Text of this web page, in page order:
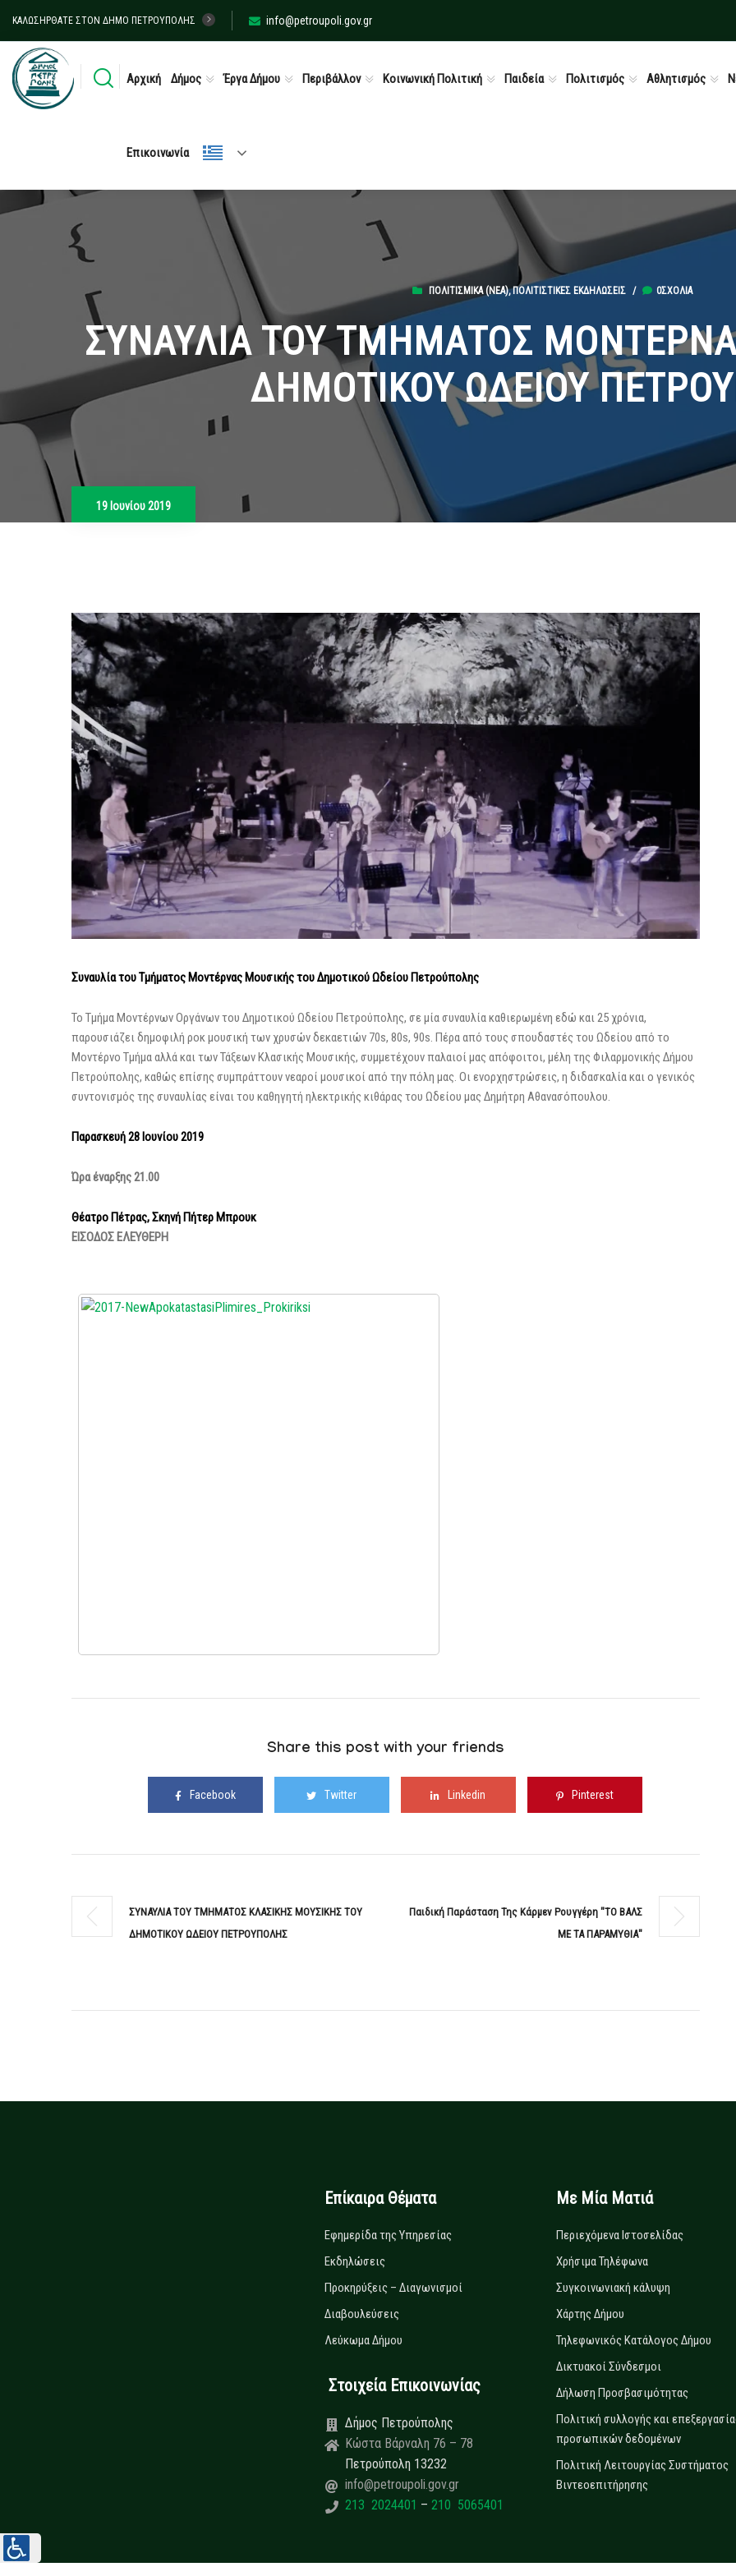
ΚΑΛΩΣΉΡΘΑΤΕ ΣΤΟΝ ΔΉΜΟ ΠΕΤΡΟΎΠΟΛΗΣ info@petroupoli.gov.gr
Αρχική Δήμος Έργα Δήμου Περιβάλλον Κοινωνική Πολιτική Παιδεία Πολιτισμός Αθλητισμός
Επικοινωνία
ΠΟΛΙΤΙΣΜΙΚΆ (ΝΕΑ),ΠΟΛΙΤΙΣΤΙΚΈΣ ΕΚΔΗΛΏΣΕΙΣ/ 0ΣΧΌΛΙΑ
ΣΥΝΑΥΛΙΑ ΤΟΥ ΤΜΗΜΑΤΟΣ
ΔΗΜΟΤΙΚΟΥ ΩΔΕΙΟΥ
19 Ιουνίου 2019
Συναυλία του Τμήματος Μοντέρνας Μουσικής του Δημοτικού Ωδείου Πετρούπολης
Το Τμήμα Μοντέρνων Οργάνων του Δημοτικού Ωδείου Πετρούπολης, σε μία συναυλία καθιερωμένη εδώ και 25 χρόνια,
παρουσιάζει δημοφιλή ροκ μουσική των χρυσών δεκαετιών 70s, 80s, 90s. Πέρα από τους σπουδαστές του Ωδείου από το
Μοντέρνο Τμήμα αλλά και των Τάξεων Κλασικής Μουσικής, συμμετέχουν παλαιοί μας απόφοιτοι, μέλη της Φιλαρμονικής Δήμου
Πετρούπολης, καθώς επίσης συμπράττουν νεαροί μουσικοί από την πόλη μας. Οι ενορχηστρώσεις, η διδασκαλία και ο γενικός
συντονισμός της συναυλίας είναι του καθηγητή ηλεκτρικής κιθάρας του Ωδείου μας Δημήτρη Αθανασόπουλου.
Παρασκευή 28 Ιουνίου 2019
Ώρα έναρξης 21.00
Θέατρο Πέτρας, Σκηνή Πήτερ Μπρουκ
ΕΙΣΟΔΟΣ ΕΛΕΥΘΕΡΗ
Share this post with your friends
Facebook Twitter Linkedin Pinterest
ΣΥΝΑΥΛΙΑ ΤΟΥ ΤΜΗΜΑΤΟΣ ΚΛΑΣΙΚΗΣ ΜΟΥΣΙΚΗΣ ΤΟΥ
ΔΗΜΟΤΙΚΟΥ ΩΔΕΙΟΥ ΠΕΤΡΟΥΠΟΛΗΣ
Παιδική Παράσταση Της Κάρμεν Ρουγγέρη "ΤΟ ΒΑΛΣ
ΜΕ ΤΑ ΠΑΡΑΜΥΘΙΑ"
Επίκαιρα Θέματα
Εφημερίδα της Υπηρεσίας
Εκδηλώσεις
Προκηρύξεις – Διαγωνισμοί
Διαβουλεύσεις
Λεύκωμα Δήμου
Στοιχεία Επικοινωνίας
Δήμος Πετρούπολης
Κώστα Βάρναλη 76 – 78
Πετρούπολη 13232
info@petroupoli.gov.gr
213 2024401 – 210 5065401
Με Μία Ματιά
Περιεχόμενα Ιστοσελίδας
Χρήσιμα Τηλέφωνα
Συγκοινωνιακή κάλυψη
Χάρτης Δήμου
Τηλεφωνικός Κατάλογος Δήμου
Δικτυακοί Σύνδεσμοι
Δήλωση Προσβασιμότητας
Πολιτική συλλογής και
προσωπικών δεδομένων
Πολιτική Λειτουργίας Συστήματος
Βιντεοεπιτήρησης